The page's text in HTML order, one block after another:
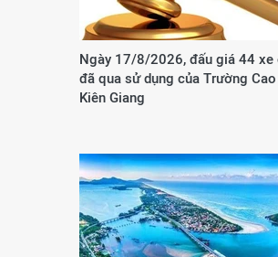
Ngày 17/8/2026, đấu giá 44 xe
đã qua sử dụng của Trường
Kiên Giang